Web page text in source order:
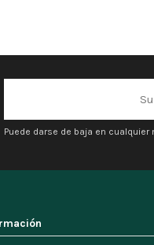
Puede darse de baja en